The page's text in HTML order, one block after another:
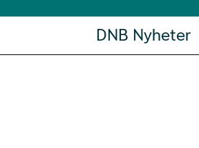
DNB Nyheter